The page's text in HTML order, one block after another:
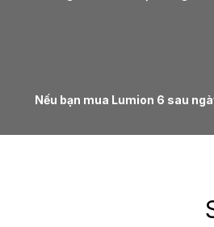
Nếu bạn mua Lumion 6 sau